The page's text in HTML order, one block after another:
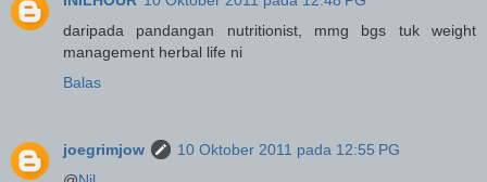
daripada pandangan nutritionist, mmg bgs tuk weight
management herbal life ni
Balas
joegrimjow
10 Oktober 2011 pada 12:55 PG